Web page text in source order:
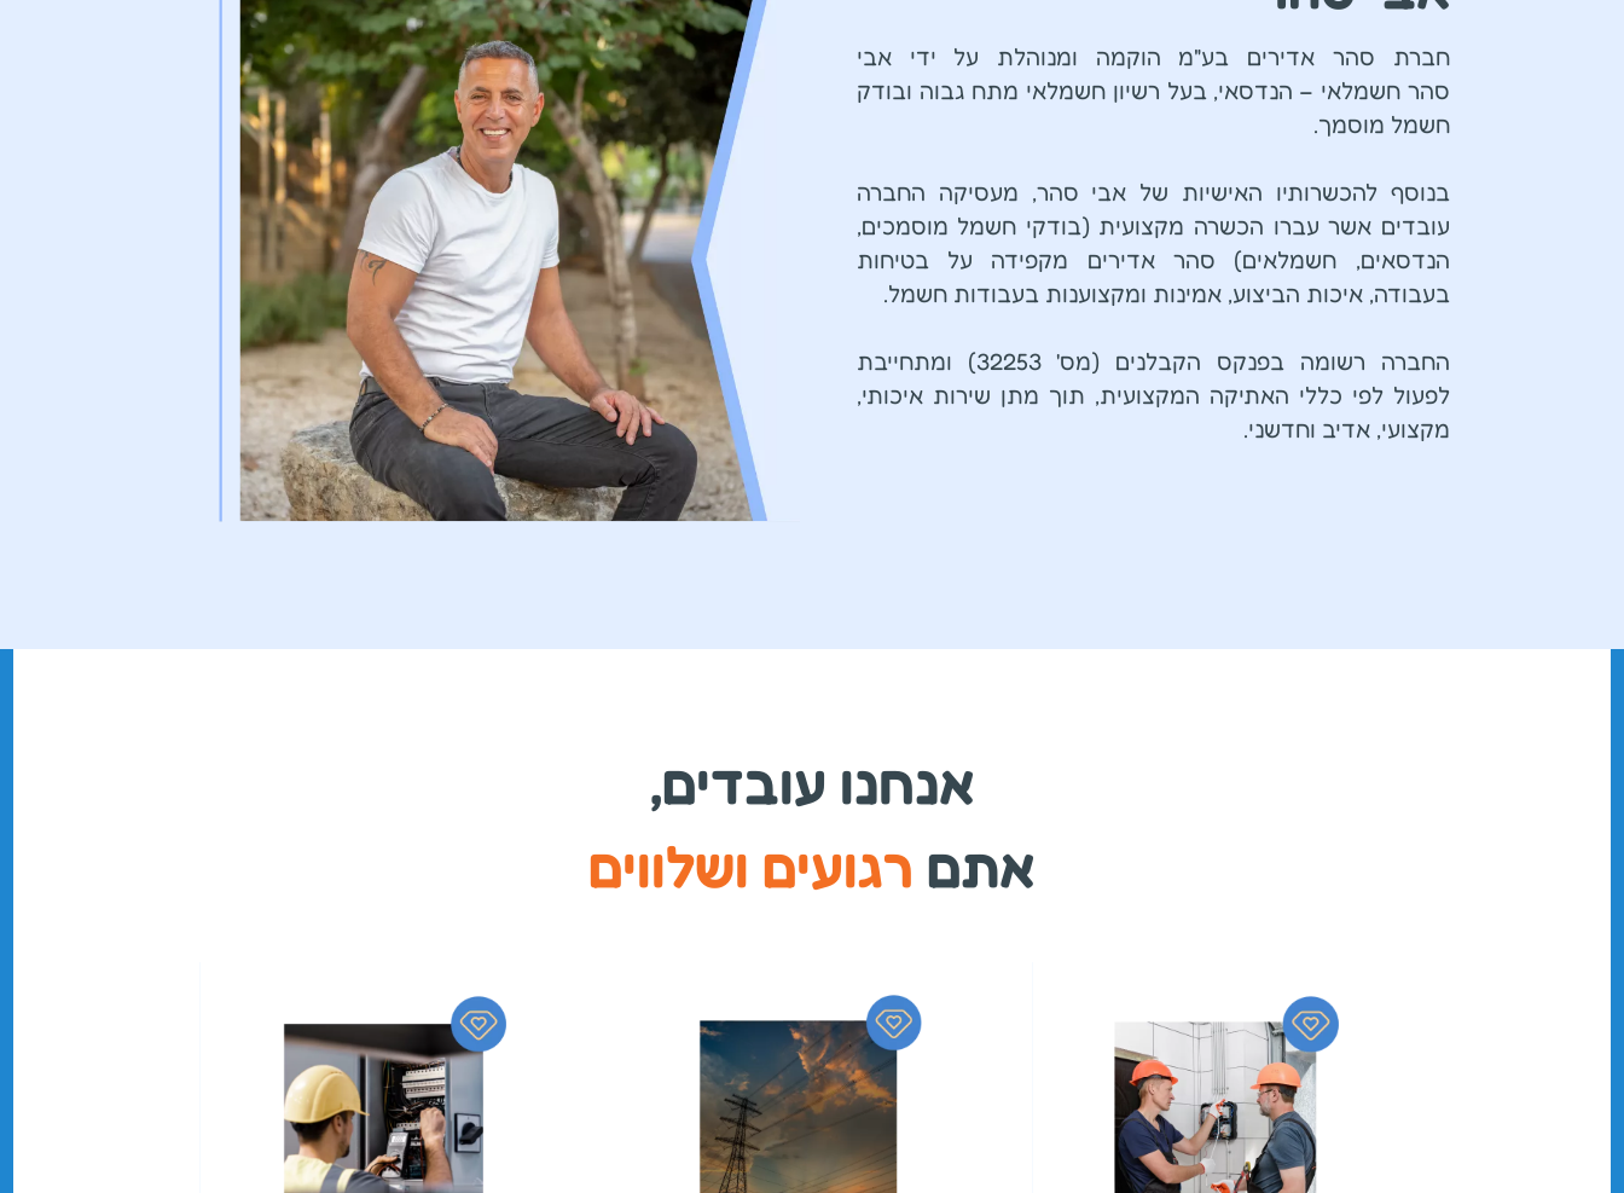
חברת סהר אדירים בע"מ הוקמה ומנוהלת על ידי אבי
סהר חשמלאי – הנדסאי, בעל רשיון חשמלאי מתח גבוה ובודק
חשמל מוסמך.
בנוסף להכשרותיו האישיות של אבי סהר, מעסיקה החברה
עובדים אשר עברו הכשרה מקצועית (בודקי חשמל מוסמכים,
הנדסאים, חשמלאים) סהר אדירים מקפידה על בטיחות
בעבודה, איכות הביצוע, אמינות ומקצוענות בעבודות חשמל.
החברה רשומה בפנקס הקבלנים (מס' 32253) ומתחייבת
לפעול לפי כללי האתיקה המקצועית, תוך מתן שירות איכותי,
מקצועי, אדיב וחדשני.
אנחנו עובדים,
אתם רגועים ושלווים
אמינות
תכנון וקביעת מסגרת פרויקט מדויק
ואמין, למניעת חריגה תקציבית שעלולה
לסכן את הפרויקט
מקצועיות
אחזקה והפעלת אמצעים וכלים מכניים
וטכנולוגיים (ציוד כבד, מצלמות, מכשירי
מדידה, גלאי איתור תשתית באדמה)
הכשרה מתאימה והקפדה על הנחיות חוק